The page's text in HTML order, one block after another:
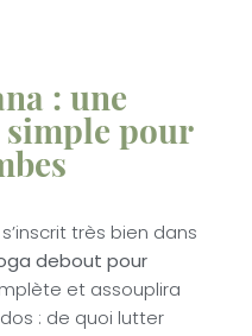
: une
simple pour
très bien dans
debout pour
et assouplira
: de quoi lutter